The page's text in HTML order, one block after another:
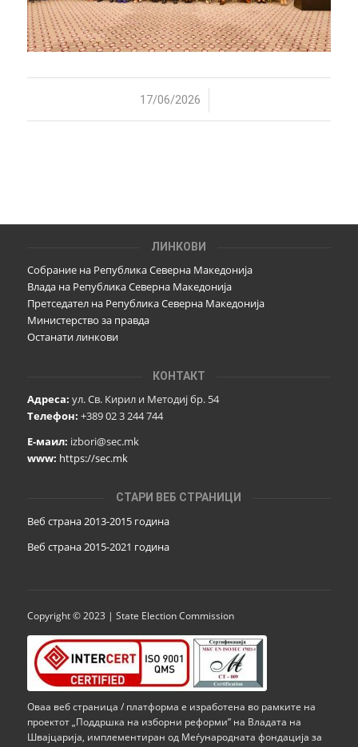
17/06/2026
/
ЛИНКОВИ
Собрание на Република Северна Македонија
Влада на Република Северна Македонија
Претседател на Република Северна Македонија
Министерство за правда
Останати линкови
КОНТАКТ
Адреса: ул. Св. Кирил и Методиј бр. 54
Телефон: +389 02 3 244 744
Е-маил: izbori@sec.mk
www: https://sec.mk
СТАРИ ВЕБ СТРАНИЦИ
Веб страна 2013-2015 година
Веб страна 2015-2021 година
Copyright © 2023 | State Election Commission
Оваа веб страница / платформа е изработена во рамките на
проектот „Поддршка на изборни реформи” на Владата на
Швајцарија, имплементиран од Меѓународната фондација за